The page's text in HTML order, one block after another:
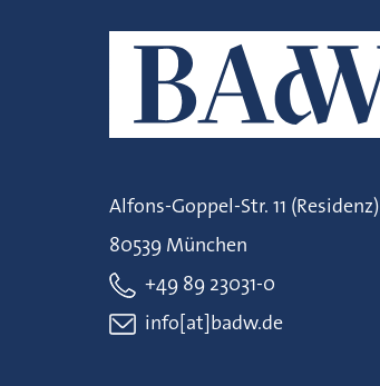
Alfons-Goppel-Str. 11 (Residenz)
80539 München
+49 89 23031-0
info[at]badw.de